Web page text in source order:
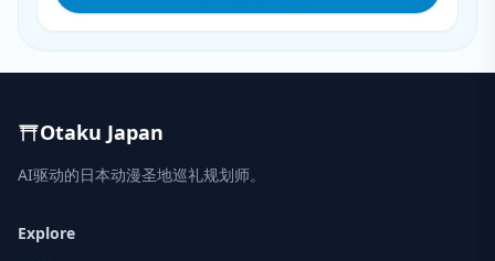
Otaku Japan
AI驱动的日本动漫圣地巡礼规划师。
Explore